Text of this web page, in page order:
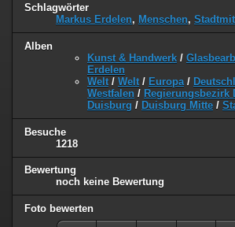
Schlagwörter
Markus Erdelen, Menschen,
Alben
Kunst & Handwerk /
Erdelen
Welt / Welt / Europa /
Westfalen / Regierungsbezirk
Duisburg / Duisburg Mitte /
Besuche
1218
Bewertung
noch keine Bewertung
Foto bewerten